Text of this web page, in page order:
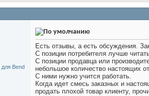
Есть отзывы, а есть обсуждения.
С позиции потребителя лучше
С позиции продавца или
небольшое количество настоящих
С ними нужно учится работать.
Когда идет смесь заказных и
продать плохой товар клиенту,